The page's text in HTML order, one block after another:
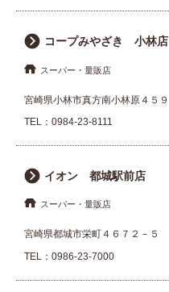
コープみやざき 小林店
スーパー・量販店
宮崎県小林市真方南小林原４５９
TEL： 0984-23-8111
イオン 都城駅前店
スーパー・量販店
宮崎県都城市栄町４６７２－５
TEL： 0986-23-7000